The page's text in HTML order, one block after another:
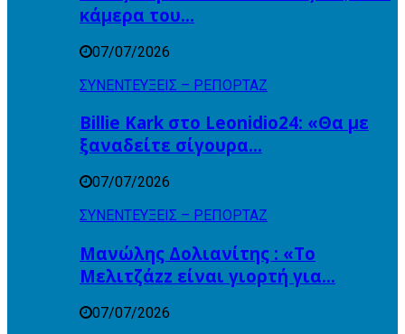
κάμερα του…
07/07/2026
ΣΥΝΕΝΤΕΥΞΕΙΣ – ΡΕΠΟΡΤΑΖ
Billie Kark στο Leonidio24: «Θα με
ξαναδείτε σίγουρα…
07/07/2026
ΣΥΝΕΝΤΕΥΞΕΙΣ – ΡΕΠΟΡΤΑΖ
Μανώλης Δολιανίτης : «Το
Μελιτζάzz είναι γιορτή για…
07/07/2026